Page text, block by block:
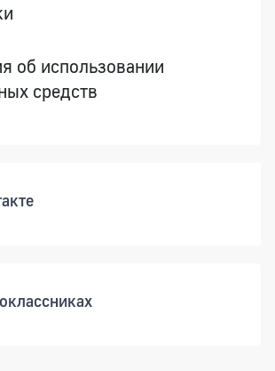
об использовании
средств